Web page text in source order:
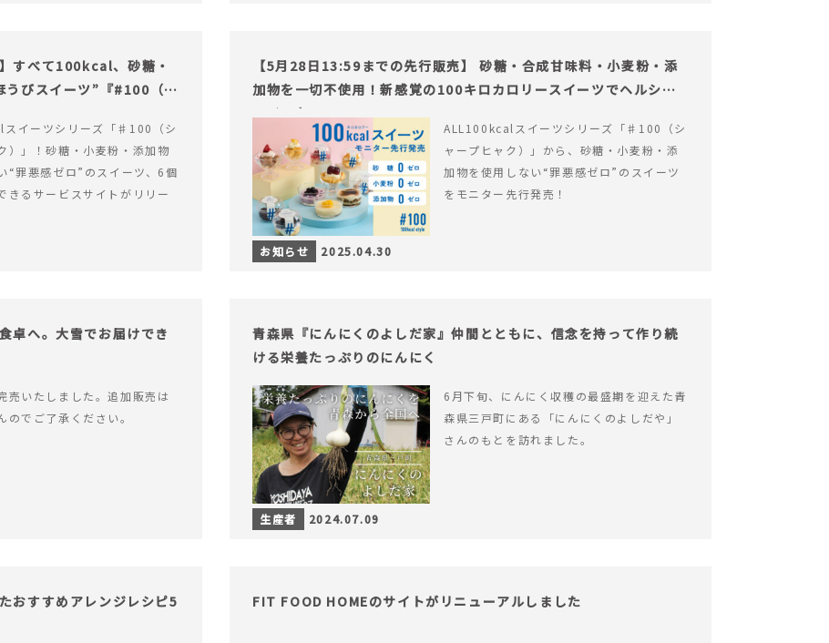
すべて100kcal、砂糖・
うびスイーツ”『#100（シ
イーツシリーズ「♯100（シ
）」！砂糖・小麦粉・添加物
“罪悪感ゼロ”のスイーツ、6個
きるサービスサイトがリリー
【5月28日13:59までの先行販売】 砂糖・合成甘味料・小麦粉・添
加物を一切不使用！新感覚の100キロカロリースイーツでヘルシー
ライフを。
ALL100kcalスイーツシリーズ「♯100（シ
ャープヒャク）」から、砂糖・小麦粉・添
加物を使用しない“罪悪感ゼロ”のスイーツ
をモニター先行発売！
お知らせ 2025.04.30
卓へ。大雪でお届けでき
売いたしました。追加販売は
のでご了承ください。
青森県『にんにくのよしだ家』仲間とともに、信念を持って作り続
ける栄養たっぷりのにんにく
6月下旬、にんにく収穫の最盛期を迎えた青
森県三戸町にある「にんにくのよしだや」
さんのもとを訪れました。
生産者 2024.07.09
おすすめアレンジレシピ5
FIT FOOD HOMEのサイトがリニューアルしました